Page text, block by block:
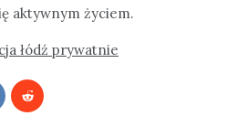
aktywnym życiem.
łódź prywatnie